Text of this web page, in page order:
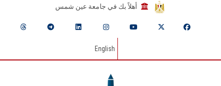
أهلاً بك في جامعة عين شمس
English